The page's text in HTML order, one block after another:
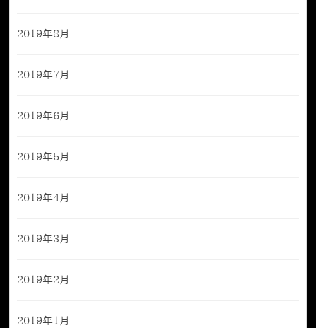
2019年8月
2019年7月
2019年6月
2019年5月
2019年4月
2019年3月
2019年2月
2019年1月